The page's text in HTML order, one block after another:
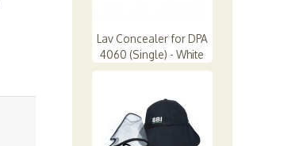
Lav Concealer for DPA
4060 (Single) - White